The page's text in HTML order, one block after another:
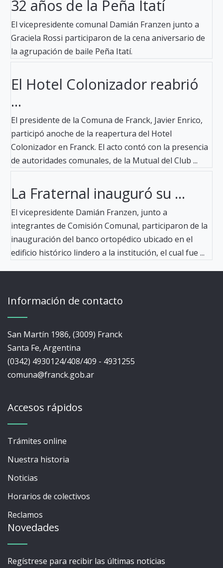
32 años de la Peña Itatí
El vicepresidente comunal Damián Franzen junto a
Graciela Rossi participaron de la cena aniversario de
la agrupación de baile Peña Itatí.
El Hotel Colonizador reabrió
...
El presidente de la Comuna de Franck, Javier Enrico,
participó anoche de la reapertura del Hotel
Colonizador en Franck. El acto contó con la presencia
de autoridades comunales, de la Mutual del Club ...
La Fraternal inauguró su ...
El vicepresidente Damián Franzen, junto a
integrantes de Comisión Comunal, participaron de la
inauguración del banco ortopédico ubicado en el
edificio histórico lindero a la institución, el cual fue ...
Información de contacto
San Martín 1986, (3009) Franck
Santa Fe, Argentina
(0342) 4930124/408/409 - 4931255
comuna@franck.gob.ar
Accesos rápidos
Trámites online
Nuestra historia
Noticias
Horarios de colectivos
Reclamos
Novedades
Regístrese para recibir las últimas noticias